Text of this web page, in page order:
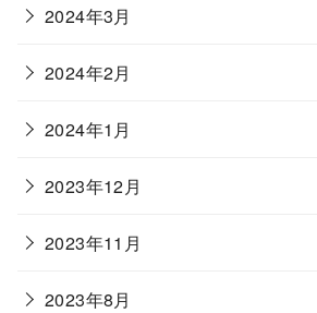
2024年3月
2024年2月
2024年1月
2023年12月
2023年11月
2023年8月